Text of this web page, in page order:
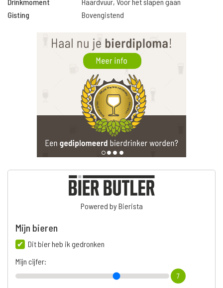
Gisting
Bovengistend
Powered by Bierista
Mijn bieren
Dit bier heb ik gedronken
Mijn cijfer:
7